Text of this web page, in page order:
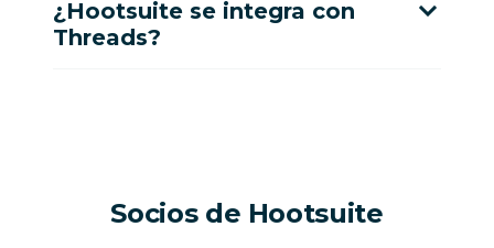
¿Hootsuite se integra con
Threads?
Socios de Hootsuite